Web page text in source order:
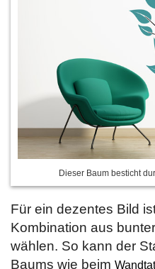
Dieser Baum besticht
Für ein dezentes Bild
Kombination aus
wählen. So kann der
Baums wie beim